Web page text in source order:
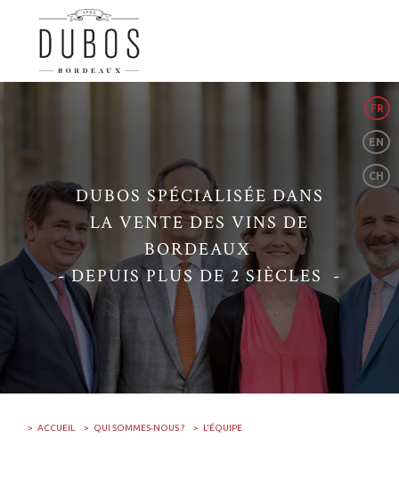
FR
EN
CH
DUBOS SPÉCIALISÉE DANS
LA VENTE DES VINS DE
BORDEAUX
- DEPUIS PLUS DE 2 SIÈCLES -
ACCUEIL QUI SOMMES-NOUS ? L'ÉQUIPE